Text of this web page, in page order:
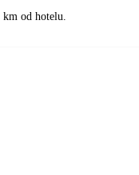
km od hotelu.